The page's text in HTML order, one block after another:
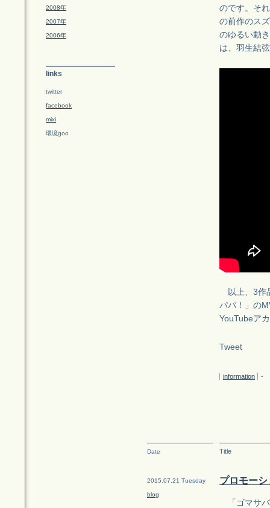
のです。そ
の前作のス
のゆるい動
は、羽生結
以上、3作
パパ！」の
YouTubeア
Tweet
information -
Date Title
2015.07.21 Tuesday
blog
プロモー
「ゴマサバ
2008年
2007年
2006年
links
twitter
facebook
mixi
環境goo